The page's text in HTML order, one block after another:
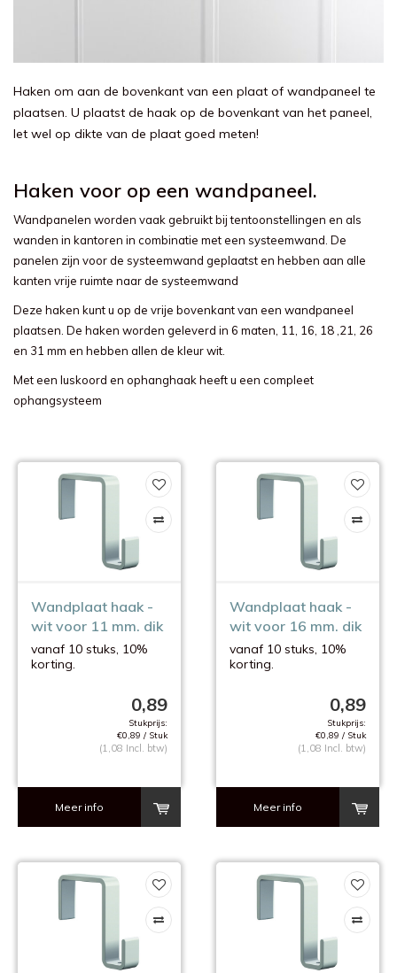
Haken om aan de bovenkant van een plaat of wandpaneel te
plaatsen. U plaatst de haak op de bovenkant van het paneel,
let wel op dikte van de plaat goed meten!
Haken voor op een wandpaneel.
Wandpanelen worden vaak gebruikt bij tentoonstellingen en als
wanden in kantoren in combinatie met een systeemwand. De
panelen zijn voor de systeemwand geplaatst en hebben aan alle
kanten vrije ruimte naar de systeemwand
Deze haken kunt u op de vrije bovenkant van een wandpaneel
plaatsen. De haken worden geleverd in 6 maten, 11, 16, 18 ,21, 26
en 31 mm en hebben allen de kleur wit.
Met een luskoord en ophanghaak heeft u een compleet
ophangsysteem
Wandplaat haak -
wit voor 11 mm. dik
plaat
vanaf 10 stuks, 10%
korting.
0,89
Stukprijs:
€0,89 / Stuk
(1,08 Incl. btw)
Meer info
Wandplaat haak -
wit voor 16 mm. dik
plaat
vanaf 10 stuks, 10%
korting.
0,89
Stukprijs:
€0,89 / Stuk
(1,08 Incl. btw)
Meer info